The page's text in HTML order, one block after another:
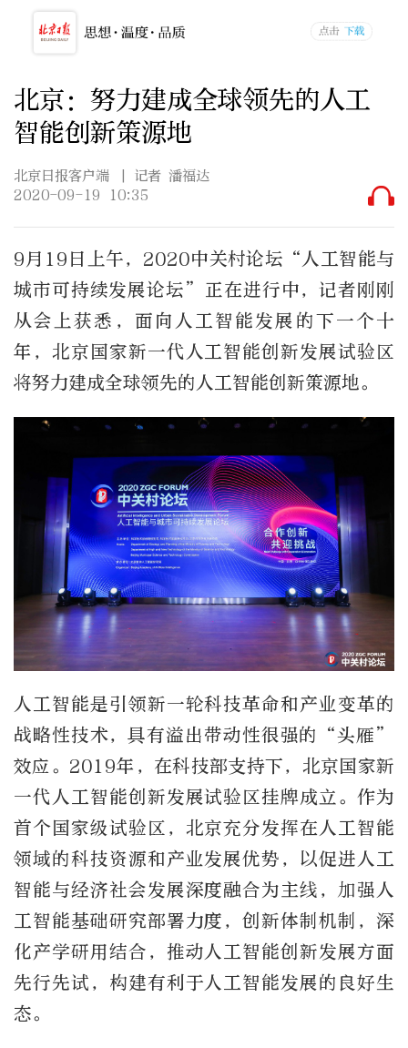
北京：努力建成全球领先的人工
智能创新策源地
北京日报客户端
| 记者 潘福达
2020-09-19 10:35
9月19日上午，2020中关村论坛“人工智能与
城市可持续发展论坛”正在进行中，记者刚刚
从会上获悉，面向人工智能发展的下一个十
年，北京国家新一代人工智能创新发展试验区
将努力建成全球领先的人工智能创新策源地。
人工智能是引领新一轮科技革命和产业变革的
战略性技术，具有溢出带动性很强的“头雁”
效应。2019年，在科技部支持下，北京国家新
一代人工智能创新发展试验区挂牌成立。作为
首个国家级试验区，北京充分发挥在人工智能
领域的科技资源和产业发展优势，以促进人工
智能与经济社会发展深度融合为主线，加强人
工智能基础研究部署力度，创新体制机制，深
化产学研用结合，推动人工智能创新发展方面
先行先试，构建有利于人工智能发展的良好生
态。